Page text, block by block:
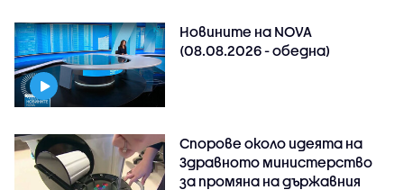
Новините на NOVA
(08.08.2026 - обедна)
Спорове около идеята на
Здравното министерство
за промяна на държавния